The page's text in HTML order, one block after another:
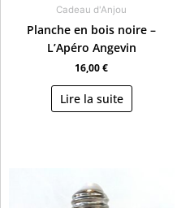
Cadeau d'Anjou
Planche en bois noire –
L’Apéro Angevin
16,00€
Lire la suite